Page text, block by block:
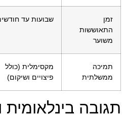
זמן
התאוששות
משוער
שבועות עד
תמיכה
ממשלתית
מקסימלית (כולל
פיצויים ושיקום)
תגובה בינלאומית